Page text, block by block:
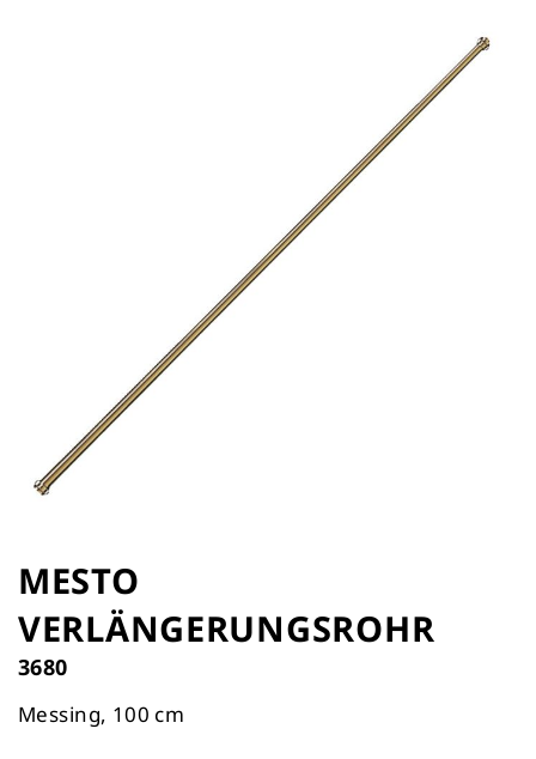
Anfang
der
Bildergalerie
springen
MESTO
VERLÄNGERUNGSROHR
3680
Messing, 100 cm